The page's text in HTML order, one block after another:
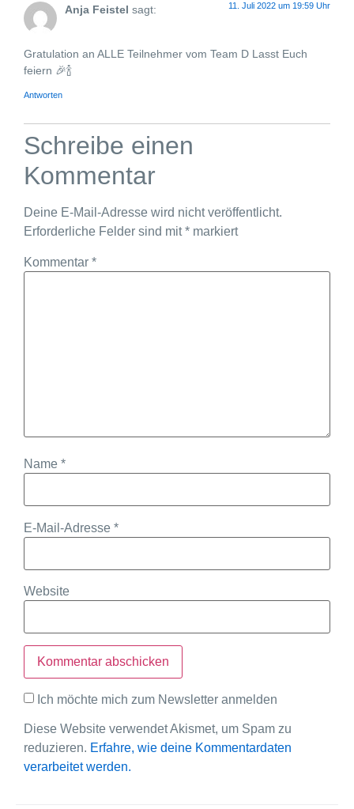
Anja Feistel sagt: 11. Juli 2022 um 19:59 Uhr
Gratulation an ALLE Teilnehmer vom Team D Lasst Euch
feiern 🎉🍾
Antworten
Schreibe einen
Kommentar
Deine E-Mail-Adresse wird nicht veröffentlicht.
Erforderliche Felder sind mit* markiert
Kommentar *
Name *
E-Mail-Adresse *
Website
Ich möchte mich zum Newsletter anmelden
Diese Website verwendet Akismet, um Spam zu
reduzieren. Erfahre, wie deine Kommentardaten
verarbeitet werden.